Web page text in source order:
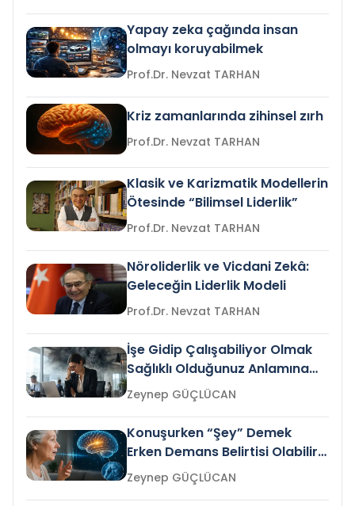
Yapay zeka çağında insan
olmayı koruyabilmek
Prof.Dr. Nevzat TARHAN
Kriz zamanlarında zihinsel zırh
Prof.Dr. Nevzat TARHAN
Klasik ve Karizmatik Modellerin
Ötesinde “Bilimsel Liderlik”
Prof.Dr. Nevzat TARHAN
Nöroliderlik ve Vicdani Zekâ:
Geleceğin Liderlik Modeli
Prof.Dr. Nevzat TARHAN
İşe Gidip Çalışabiliyor Olmak
Sağlıklı Olduğunuz Anlamına
Gelir mi?Zeynep GÜÇLÜCAN
Konuşurken “Şey” Demek
Erken Demans Belirtisi Olabilir
mi?
Zeynep GÜÇLÜCAN